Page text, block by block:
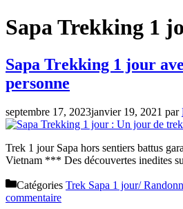
Sapa Trekking 1
Sapa Trekking 1 jour
personne
septembre 17, 2023janvier 19, 2021 par
Trek 1 jour Sapa hors sentiers battus
Vietnam *** Des découvertes inedites
Catégories Trek Sapa 1 jour/
commentaire